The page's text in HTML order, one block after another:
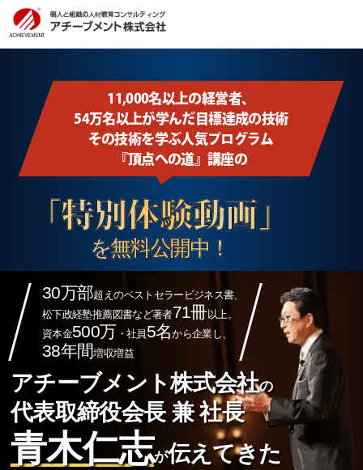
11,000名以上の経営者、
54万名以上が学んだ目標達成の技術
その技術を学ぶ人気プログラム
『頂点への道』講座の
「特別体験動画」
を無料公開中！
30万部超えのベストセラービジネス書、
松下政経塾推薦図書など著者71冊 以上。
資本金500万 ・社員 5名から企業し、
38年間増収増益
アチーブメント株式会社の
代表取締役会長 兼 社長
青木仁志が伝えてきた